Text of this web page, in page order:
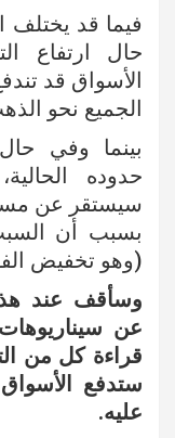
فيما قد يختلف
حال ارتفاع
الأسواق قد
الجميع نحو
بينما وفي
حدوده
سيستقر عن
بسبب أن
(وهو تخفيض
وسأقف عند
عن
قراءة كل من
ستدفع
عليه.